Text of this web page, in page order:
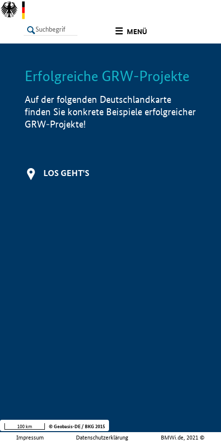
MENÜ
LISTE Info
Erfolgreiche GRW-Projekte
Auf der folgenden Deutschlandkarte
finden Sie konkrete Beispiele erfolgreicher
GRW-Projekte!
LOS GEHT'S
Impressum Datenschutzerklärung BMWi.de, 2021 ©
100 km © Geobasis-DE / BKG 2015